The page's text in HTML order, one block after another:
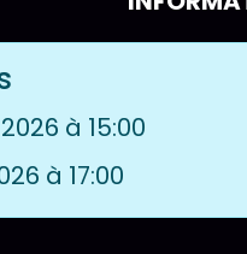
à 15:00
à 17:00